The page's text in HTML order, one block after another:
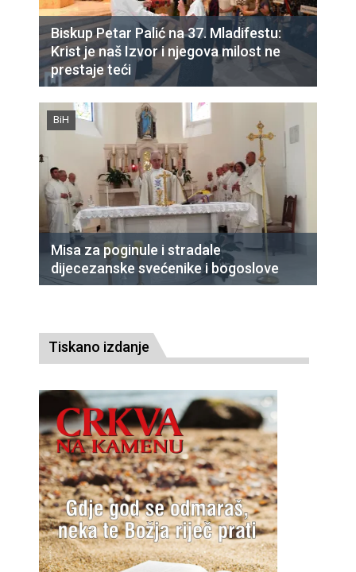
Biskup Petar Palić na 37. Mladifestu:
Krist je naš Izvor i njegova milost ne
prestaje teći
BiH
Misa za poginule i stradale
dijecezanske svećenike i bogoslove
Tiskano izdanje